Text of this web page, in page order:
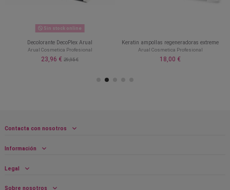
Sin stock online
Decolorante DecoPlex Arual
Arual Cosmetica Profesional
23,96 € 29,95 €
Keratin ampollas regeneradoras extreme
Arual Cosmetica Profesional
18,00 €
Contacta con nosotros
Información
Legal
Sobre nosotros